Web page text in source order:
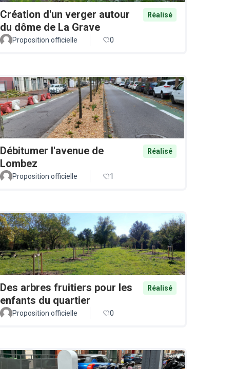
Création d'un verger autour
du dôme de La Grave
Réalisé
Proposition officielle 0
Débitumer l'avenue de
Lombez
Réalisé
Proposition officielle 1
Des arbres fruitiers pour les
enfants du quartier
Réalisé
Proposition officielle 0